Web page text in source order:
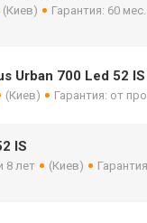
(Киев)
Гарантия: 60
Urban 700 Led 52 IS
(Киев) Гарантия: от
IS
8 лет (Киев)